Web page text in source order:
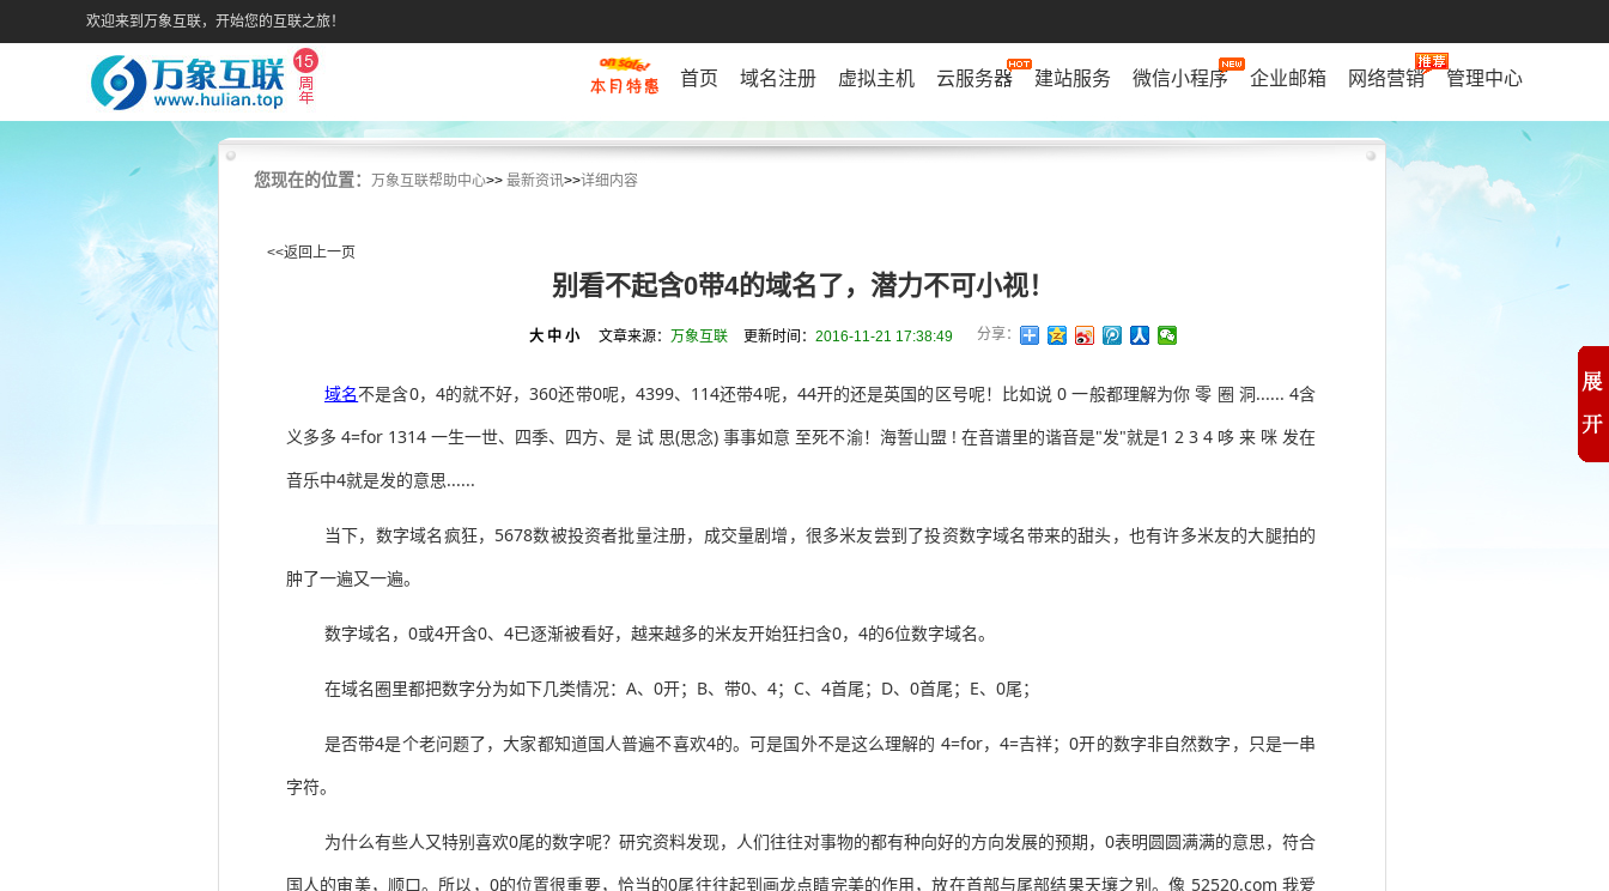
欢迎来到万象互联，开始您的互联之旅！
首页 域名注册 虚拟主机 云服务器 建站服务 微信小程序 企业邮箱 网络营销 管理中心
您现在的位置： 万象互联帮助中心>> 最新资讯>>详细内容
<<返回上一页
别看不起含0带4的域名了，潜力不可小视！
大 中 小 文章来源： 万象互联 更新时间： 2016-11-21 17:38:49 分享：
域名不是含0，4的就不好，360还带0呢，4399、114还带4呢，44开的还是英国的区号呢！比如说 0 一般都理解为你 零 圈 洞...... 4含
义多多 4=for 1314 一生一世、四季、四方、是 试 思(思念) 事事如意 至死不渝！海誓山盟 ! 在音谱里的谐音是"发"就是1 2 3 4 哆 来 咪 发在
音乐中4就是发的意思......
当下，数字域名疯狂，5678数被投资者批量注册，成交量剧增，很多米友尝到了投资数字域名带来的甜头，也有许多米友的大腿拍的
肿了一遍又一遍。
数字域名，0或4开含0、4已逐渐被看好，越来越多的米友开始狂扫含0，4的6位数字域名。
在域名圈里都把数字分为如下几类情况：A、0开；B、带0、4；C、4首尾；D、0首尾；E、0尾；
是否带4是个老问题了，大家都知道国人普遍不喜欢4的。可是国外不是这么理解的 4=for，4=吉祥；0开的数字非自然数字，只是一串
字符。
为什么有些人又特别喜欢0尾的数字呢？研究资料发现，人们往往对事物的都有种向好的方向发展的预期，0表明圆圆满满的意思，符合
国人的审美，顺口。所以，0的位置很重要，恰当的0尾往往起到画龙点睛完美的作用，放在首部与尾部结果天壤之别。像 52520.com 我爱